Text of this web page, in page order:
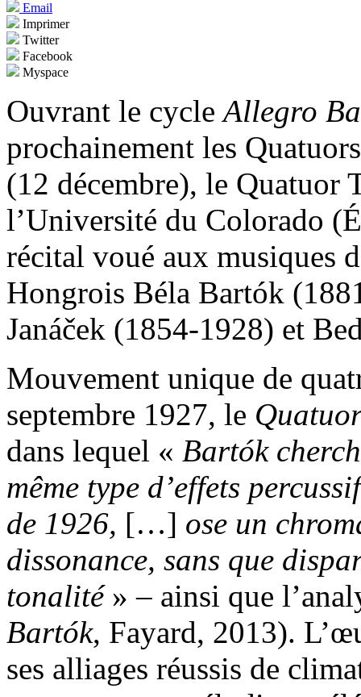
Email
Imprimer
Twitter
Facebook
Myspace
Ouvrant le cycleAllegro
prochainement les
(12 décembre), le Quatuor
l’Université du Colorado
récital voué aux musiques
Hongrois Béla Bartók
Janáček (1854-1928) et
Mouvement unique de
septembre 1927, le
dans lequel « Bartók
même type d’effets
de 1926, […] ose un
dissonance, sans que
tonalité» – ainsi que
Bartók, Fayard, 2013).
ses alliages réussis de